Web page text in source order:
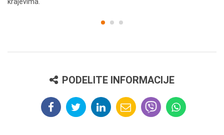
PODELITE INFORMACIJE